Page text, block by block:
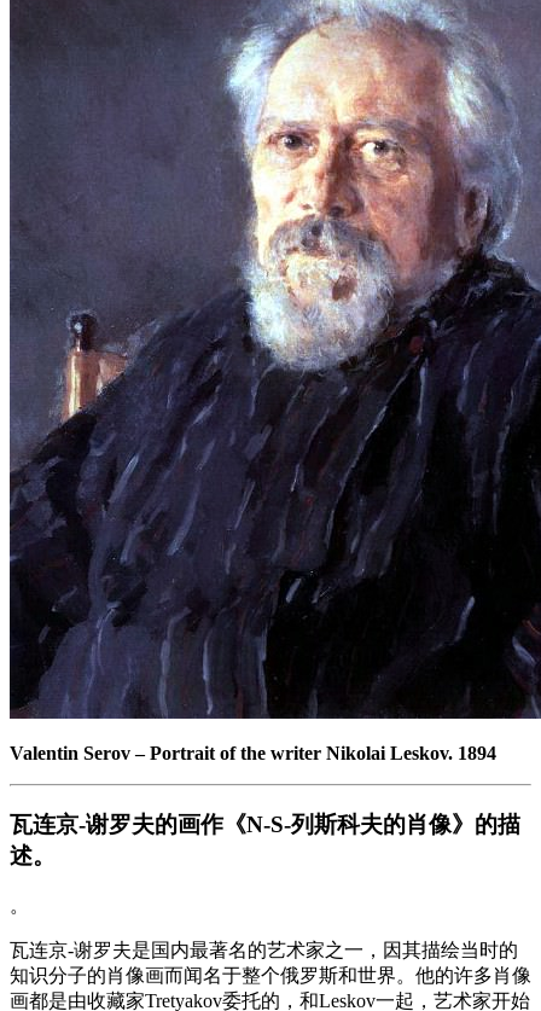
Valentin Serov–Portrait of the writer Nikolai Leskov. 1894
瓦连京-谢罗夫的画作《N-S-列斯科夫的肖像》的描
述。
。
瓦连京-谢罗夫是国内最著名的艺术家之一，因其描绘当时的
知识分子的肖像画而闻名于整个俄罗斯和世界。他的许多肖像
画都是由收藏家Tretyakov委托的，和Leskov一起，艺术家开始